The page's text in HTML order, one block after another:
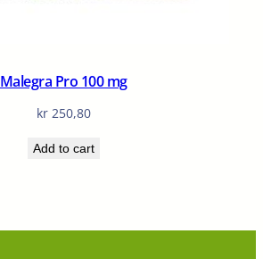
Malegra Pro 100 mg
kr250,80
Add to cart